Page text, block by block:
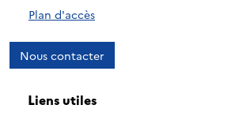
Plan d'accès
Nous contacter
Liens utiles